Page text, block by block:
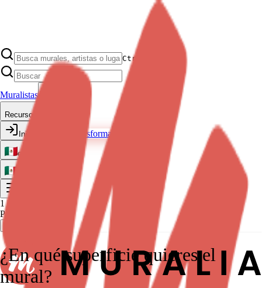
Ctrl K
Muralistas
Recursos
Iniciar Sesión Transforma tu espacio
es
1
Paso 1 de 10
¿En qué superficie quieres el
mural?